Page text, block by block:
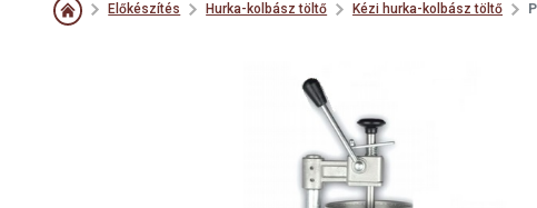
Előkészítés Hurka-kolbász töltő Kézi hurka-kolbász töltő